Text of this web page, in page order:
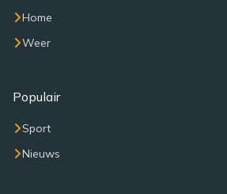
Home
Weer
Populair
Sport
Nieuws